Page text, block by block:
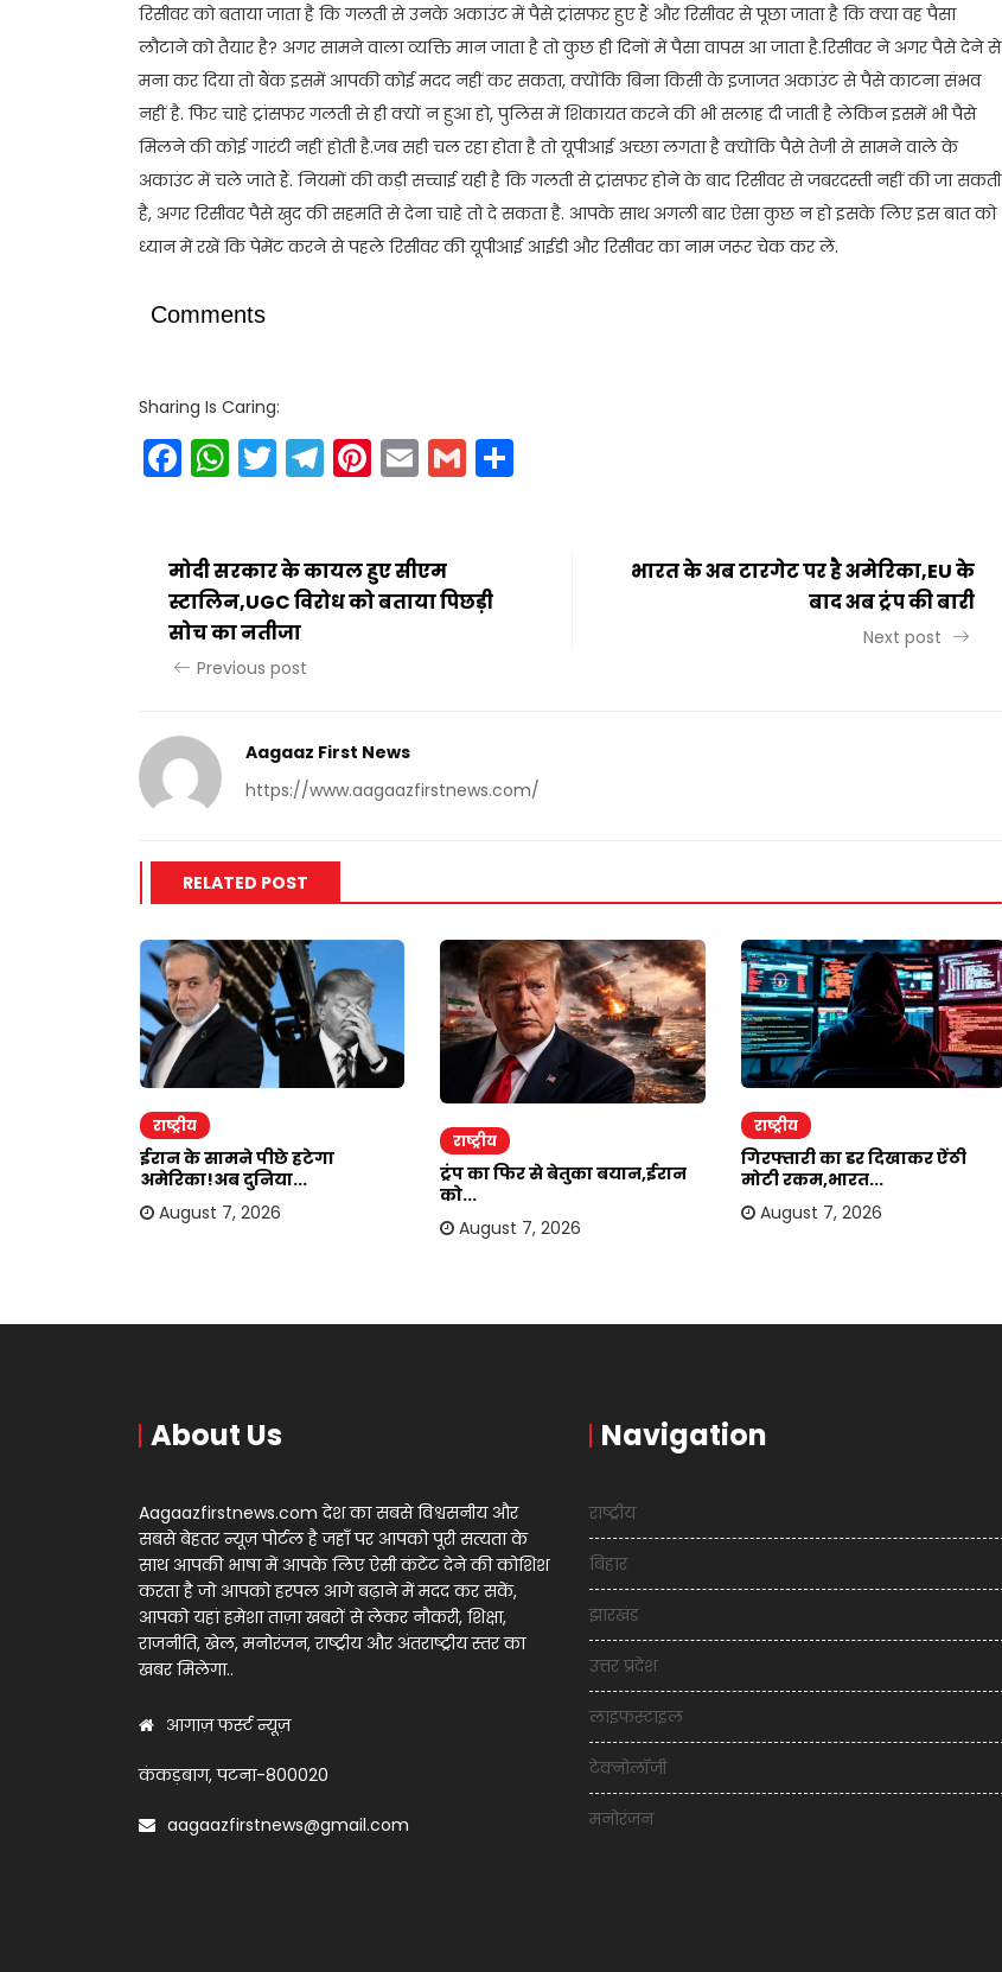
रिसीवर को बताया जाता है कि गलती से उनके अकाउंट में पैसे ट्रांसफर हुए हैं और रिसीवर से पूछा जाता है कि क्या वह पैसा
लौटाने को तैयार है? अगर सामने वाला व्यक्ति मान जाता है तो कुछ ही दिनों में पैसा वापस आ जाता है.रिसीवर ने अगर पैसे देने से
मना कर दिया तो बैंक इसमें आपकी कोई मदद नहीं कर सकता, क्योंकि बिना किसी के इजाजत अकाउंट से पैसे काटना संभव
नहीं है. फिर चाहे ट्रांसफर गलती से ही क्यों न हुआ हो, पुलिस में शिकायत करने की भी सलाह दी जाती है लेकिन इसमें भी पैसे
मिलने की कोई गारंटी नहीं होती है.जब सही चल रहा होता है तो यूपीआई अच्छा लगता है क्योंकि पैसे तेजी से सामने वाले के
अकाउंट में चले जाते हैं. नियमों की कड़ी सच्चाई यही है कि गलती से ट्रांसफर होने के बाद रिसीवर से जबरदस्ती नहीं की जा सकती
है, अगर रिसीवर पैसे खुद की सहमति से देना चाहे तो दे सकता है. आपके साथ अगली बार ऐसा कुछ न हो इसके लिए इस बात को
ध्यान में रखें कि पेमेंट करने से पहले रिसीवर की यूपीआई आईडी और रिसीवर का नाम जरूर चेक कर लें.
Comments
Sharing Is Caring:
Facebook
WhatsApp
Twitter
Telegram
Pinterest
EmailGmail
मोदी सरकार के कायल हुए सीएम
स्टालिन,UGC विरोध को बताया पिछड़ी
सोच का नतीजा
Previous post
भारत के अब टारगेट पर है अमेरिका,EU के
बाद अब ट्रंप की बारी
Next post
Aagaaz First News
https://www.aagaazfirstnews.com/
RELATED POST
राष्ट्रीय
ईरान के सामने पीछे हटेगा
अमेरिका!अब दुनिया...
August 7, 2026
राष्ट्रीय
ट्रंप का फिर से बेतुका बयान,ईरान
को...
August 7, 2026
राष्ट्रीय
गिरफ्तारी का डर दिखाकर ऐंठी
मोटी रकम,भारत...
August 7, 2026
About Us
Aagaazfirstnews.com देश का सबसे विश्वसनीय और
सबसे बेहतर न्यूज़ पोर्टल है जहाँ पर आपको पूरी सत्यता के
साथ आपकी भाषा में आपके लिए ऐसी कंटेंट देने की कोशिश
करता है जो आपको हरपल आगे बढ़ाने में मदद कर सकें,
आपको यहां हमेशा ताज़ा खबरों से लेकर नौकरी, शिक्षा,
राजनीति, खेल, मनोरंजन, राष्ट्रीय और अंतराष्ट्रीय स्तर का
खबर मिलेगा..
आगाज़ फर्स्ट न्यूज़
कंकड़बाग, पटना-800020
aagaazfirstnews@gmail.com
Navigation
राष्ट्रीय
बिहार
झारखंड
उत्तर प्रदेश
लाइफस्टाइल
टेक्नोलॉजी
मनोरंजन